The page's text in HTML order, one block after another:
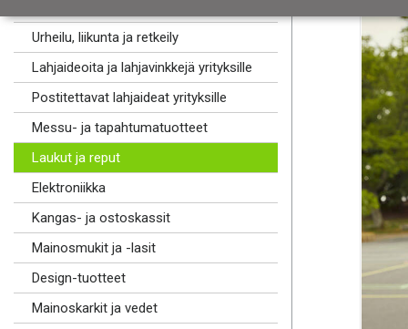
Urheilu, liikunta ja retkeily
Lahjaideoita ja lahjavinkkejä yrityksille
Postitettavat lahjaideat yrityksille
Messu- ja tapahtumatuotteet
Laukut ja reput
Elektroniikka
Kangas- ja ostoskassit
Mainosmukit ja -lasit
Design-tuotteet
Mainoskarkit ja vedet